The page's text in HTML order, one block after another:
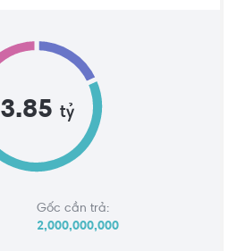
3.85 tỷ
Gốc cần trả:
2,000,000,000